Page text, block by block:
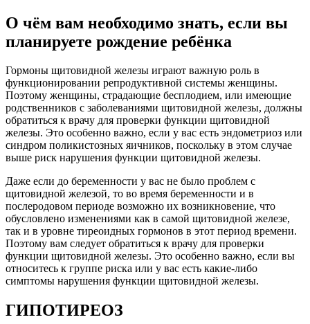
О чём вам необходимо знать, если вы
планируете рождение ребёнка
Гормоны щитовидной железы играют важную роль в
функционировании репродуктивной системы женщины.
Поэтому женщины, страдающие бесплодием, или имеющие
родственников с заболеваниями щитовидной железы, должны
обратиться к врачу для проверки функции щитовидной
железы. Это особенно важно, если у вас есть эндометриоз или
синдром поликистозных яичников, поскольку в этом случае
выше риск нарушения функции щитовидной железы.
Даже если до беременности у вас не было проблем с
щитовидной железой, то во время беременности и в
послеродовом периоде возможно их возникновение, что
обусловлено изменениями как в самой щитовидной железе,
так и в уровне тиреоидных гормонов в этот период времени.
Поэтому вам следует обратиться к врачу для проверки
функции щитовидной железы. Это особенно важно, если вы
относитесь к группе риска или у вас есть какие-либо
симптомы нарушения функции щитовидной железы.
ГИПОТИРЕОЗ